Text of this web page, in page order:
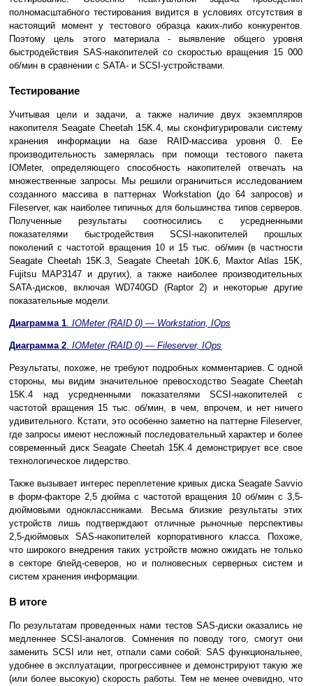
полномасштабного тестирования видится в условиях отсутствия в
настоящий момент у тестового образца каких-либо конкурентов.
Поэтому цель этого материала - выявление общего уровня
быстродействия SAS-накопителей со скоростью вращения 15 000
об/мин в сравнении с SATA- и SCSI-устройствами.
Тестирование
Учитывая цели и задачи, а также наличие двух экземпляров
накопителя Seagate Cheetah 15K.4, мы сконфигурировали систему
хранения информации на базе RAID-массива уровня 0. Ее
производительность замерялась при помощи тестового пакета
IOMeter, определяющего способность накопителей отвечать на
множественные запросы. Мы решили ограничиться исследованием
созданного массива в паттернах Workstation (до 64 запросов) и
Fileserver, как наиболее типичных для большинства типов серверов.
Полученные результаты соотносились с усредненными
показателями быстродействия SCSI-накопителей прошлых
поколений с частотой вращения 10 и 15 тыс. об/мин (в частности
Seagate Cheetah 15K.3, Seagate Cheetah 10K.6, Maxtor Atlas 15K,
Fujitsu MAP3147 и других), а также наиболее производительных
SATA-дисков, включая WD740GD (Raptor 2) и некоторые другие
показательные модели.
Диаграмма 1. IOMeter (RAID 0) — Workstation, IОps
Диаграмма 2. IOMeter (RAID 0) — Fileserver, IOps
Результаты, похоже, не требуют подробных комментариев. С одной
стороны, мы видим значительное превосходство Seagate Cheetah
15K.4 над усредненными показателями SCSI-накопителей с
частотой вращения 15 тыс. об/мин, в чем, впрочем, и нет ничего
удивительного. Кстати, это особенно заметно на паттерне Fileserver,
где запросы имеют несложный последовательный характер и более
современный диск Seagate Cheetah 15K.4 демонстрирует все свое
технологическое лидерство.
Также вызывает интерес переплетение кривых диска Seagate Savvio
в форм-факторе 2,5 дюйма с частотой вращения 10 об/мин с 3,5-
дюймовыми одноклассниками. Весьма близкие результаты этих
устройств лишь подтверждают отличные рыночные перспективы
2,5-дюймовых SAS-накопителей корпоративного класса. Похоже,
что широкого внедрения таких устройств можно ожидать не только
в секторе блейд-северов, но и полновесных серверных систем и
систем хранения информации.
В итоге
По результатам проведенных нами тестов SAS-диски оказались не
медленнее SCSI-аналогов. Сомнения по поводу того, смогут они
заменить SCSI или нет, отпали сами собой: SAS функциональнее,
удобнее в эксплуатации, прогрессивнее и демонстрируют такую же
(или более высокую) скорость работы. Тем не менее очевидно, что